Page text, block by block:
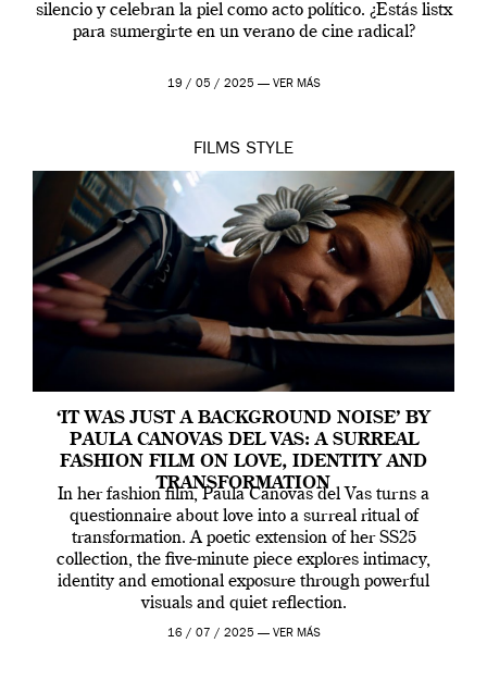
silencio y celebran la piel como acto político. ¿Estás listx
para sumergirte en un verano de cine radical?
19 / 05 / 2025 — VER MÁS
FILMS STYLE
‘IT WAS JUST A BACKGROUND NOISE’ BY
PAULA CANOVAS DEL VAS: A SURREAL
FASHION FILM ON LOVE, IDENTITY AND
TRANSFORMATION
In her fashion film, Paula Canovas del Vas turns a
questionnaire about love into a surreal ritual of
transformation. A poetic extension of her SS25
collection, the five-minute piece explores intimacy,
identity and emotional exposure through powerful
visuals and quiet reflection.
16 / 07 / 2025 — VER MÁS